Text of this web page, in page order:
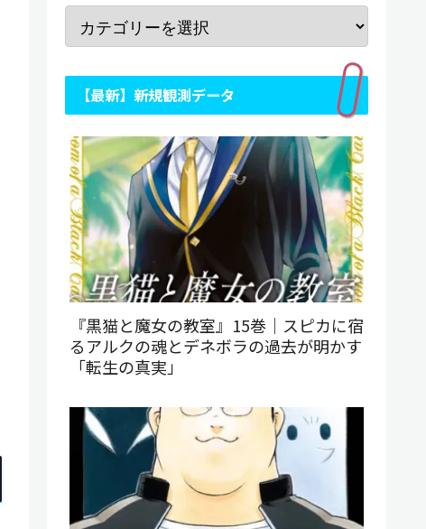
【最新】新規観測データ
『黒猫と魔女の教室』15巻｜スピカに宿
るアルクの魂とデネボラの過去が明かす
「転生の真実」